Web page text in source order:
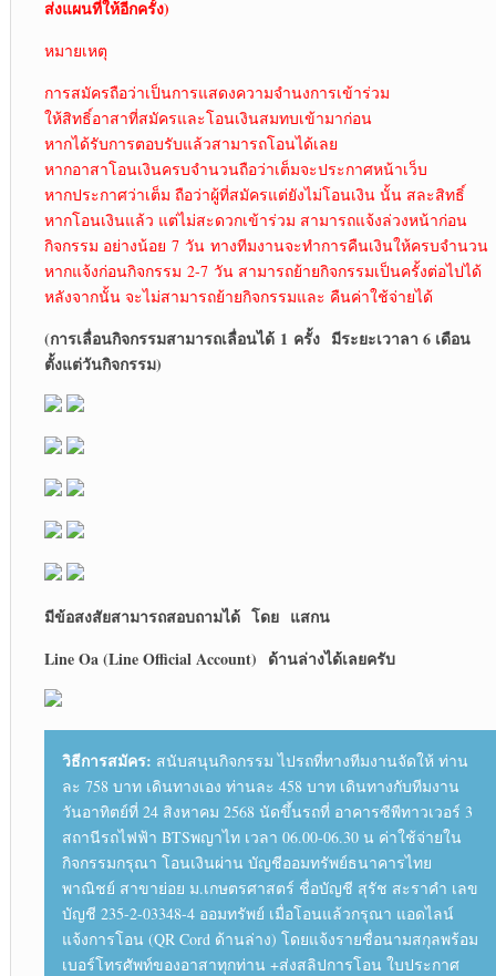
ส่งแผนที่ให้อีกครั้ง)
หมายเหตุ
การสมัครถือว่าเป็นการแสดงความจำนงการเข้าร่วม
ให้สิทธิ์อาสาที่สมัครและโอนเงินสมทบเข้ามาก่อน
หากได้รับการตอบรับแล้วสามารถโอนได้เลย
หากอาสาโอนเงินครบจำนวนถือว่าเต็มจะประกาศหน้าเว็บ
หากประกาศว่าเต็ม ถือว่าผู้ที่สมัครแต่ยังไม่โอนเงิน นั้น สละสิทธิ์
หากโอนเงินแล้ว แต่ไม่สะดวกเข้าร่วม สามารถแจ้งล่วงหน้าก่อน
กิจกรรม อย่างน้อย 7 วัน ทางทีมงานจะทำการคืนเงินให้ครบจำนวน
หากแจ้งก่อนกิจกรรม 2-7 วัน สามารถย้ายกิจกรรมเป็นครั้งต่อไปได้
หลังจากนั้น จะไม่สามารถย้ายกิจกรรมและ คืนค่าใช้จ่ายได้
(การเลื่อนกิจกรรมสามารถเลื่อนได้1 ครั้ง มีระยะเวาลา 6 เดือน
ตั้งแต่วันกิจกรรม)
มีข้อสงสัยสามารถสอบถามได้ โดย แสกน
Line Oa (Line Official Account) ด้านล่างได้เลยครับ
วิธีการสมัคร: สนับสนุนกิจกรรม ไปรถที่ทางทีมงานจัดให้ ท่าน
ละ 758 บาท เดินทางเอง ท่านละ 458 บาท เดินทางกับทีมงาน
วันอาทิตย์ที่ 24 สิงหาคม 2568 นัดขึ้นรถที่ อาคารซีพีทาวเวอร์ 3
สถานีรถไฟฟ้า BTSพญาไท เวลา 06.00-06.30 น ค่าใช้จ่ายใน
กิจกรรมกรุณา โอนเงินผ่าน บัญชีออมทรัพย์ธนาคารไทย
พาณิชย์ สาขาย่อย ม.เกษตรศาสตร์ ชื่อบัญชี สุรัช สะราคำ เลข
บัญชี 235-2-03348-4 ออมทรัพย์ เมื่อโอนแล้วกรุณา แอดไลน์
แจ้งการโอน (QR Cord ด้านล่าง) โดยแจ้งรายชื่อนามสกุลพร้อม
เบอร์โทรศัพท์ของอาสาทุกท่าน +ส่งสลิปการโอน ใบประกาศ